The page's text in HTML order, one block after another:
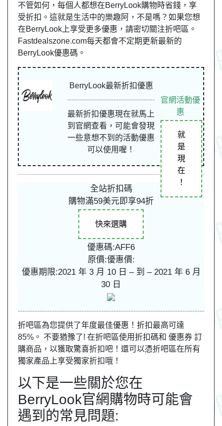
不管如何，每個人都想在BerryLook購物時省錢，享
受折扣。這就是生活中的樂趣阿，不是嗎？如果您想
在BerryLook上享受更多優惠，請密切關注折吧區。
Fastdealszone.com每天都會不定期更新最新的
BerryLook優惠碼。
BerryLook最新折扣優惠
最新折扣優惠現在就馬上
到官網查看，可能會發現
一些意想不到的活動優惠
可以使用喔！
官網活動優
惠
就
是
現
在
！
全站折扣碼
購物滿59美元即享94折
快來選購
優惠碼:AFF6
原價:優惠價:
優惠期限:2021 年 3 月 10 日 – 到 – 2021 年 6 月
30 日
折吧區為您提供了年度最佳優惠！折扣最高可達
85%。 不要猶豫了! 在折吧區使用折扣碼和 優惠券 訂
購商品，以獲取驚喜折扣吧！還可以憑折吧區在所有
獨家產品上享受獨家折扣哦！
以下是一些關於您在
BerryLook官網購物時可能會
遇到的常見問題: